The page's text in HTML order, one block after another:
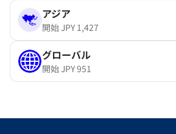
アジア
開始JPY 1,427
グローバル
開始JPY951